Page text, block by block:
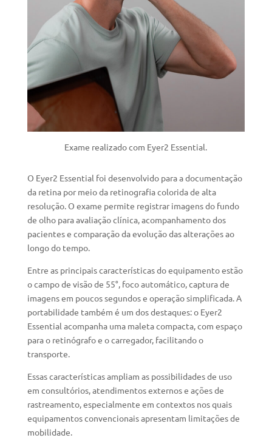
Exame realizado com Eyer2 Essential.
O Eyer2 Essential foi desenvolvido para a documentação
da retina por meio da retinografia colorida de alta
resolução. O exame permite registrar imagens do fundo
de olho para avaliação clínica, acompanhamento dos
pacientes e comparação da evolução das alterações ao
longo do tempo.
Entre as principais características do equipamento estão
o campo de visão de 55°, foco automático, captura de
imagens em poucos segundos e operação simplificada. A
portabilidade também é um dos destaques: o Eyer2
Essential acompanha uma maleta compacta, com espaço
para o retinógrafo e o carregador, facilitando o
transporte.
Essas características ampliam as possibilidades de uso
em consultórios, atendimentos externos e ações de
rastreamento, especialmente em contextos nos quais
equipamentos convencionais apresentam limitações de
mobilidade.